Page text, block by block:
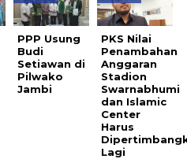
PPP Usung
Budi
Setiawan di
Pilwako
Jambi
PKS Nilai
Penambahan
Anggaran
Stadion
Swarnabhumi
dan Islamic
Center
Harus
Lagi